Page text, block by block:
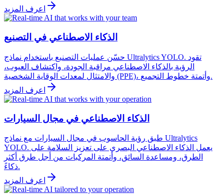
اعرف المزيد
الذكاء الاصطناعي في التصنيع
حسّن عمليات التصنيع باستخدام نماذج Ultralytics YOLO. تقود
الرؤية بالذكاء الاصطناعي مراقبة الجودة، واكتشاف العيوب،
والامتثال لمعدات الوقاية الشخصية (PPE)، وأتمتة خطوط التجميع.
اعرف المزيد
الذكاء الاصطناعي في مجال السيارات
طبق رؤية الحاسوب في مجال السيارات مع نماذج Ultralytics
YOLO. يعمل الذكاء الاصطناعي البصري على تعزيز السلامة على
الطرق، ومساعدة السائق، وأتمتة المركبات من أجل طرق أكثر
ذكاءً.
اعرف المزيد